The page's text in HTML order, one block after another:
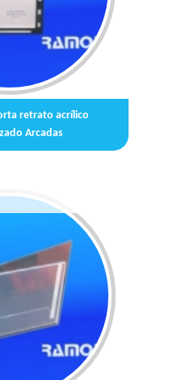
retrato acrílico
Arcadas